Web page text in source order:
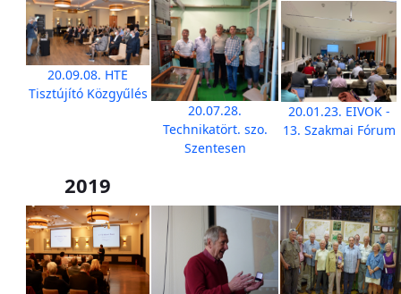
20.09.08. HTE
Tisztújító Közgyűlés
20.07.28.
Technikatört. szo.
Szentesen
20.01.23. EIVOK -
13. Szakmai Fórum
2019